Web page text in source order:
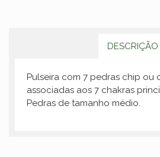
DESCRIÇÃO
Pulseira com 7 pedras chip ou
associadas aos 7 chakras
Pedras de tamanho médio.